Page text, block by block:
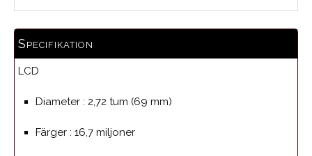
Specifikation
LCD
Diameter : 2,72 tum (69 mm)
Färger : 16,7 miljoner